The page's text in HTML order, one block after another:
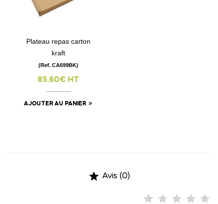
Plateau repas carton
kraft
(Ref. CA699BK)
85.60€ HT
AJOUTER AU PANIER
 Avis (0)